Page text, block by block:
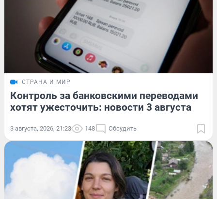
СТРАНА И МИР
Контроль за банковскими переводами
хотят ужесточить: новости 3 августа
3 августа, 2026, 21:23 148 Обсудить